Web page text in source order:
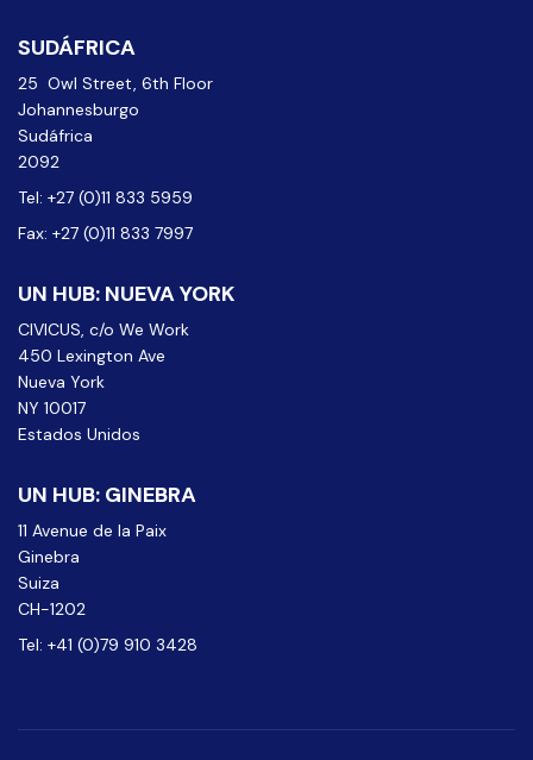
SUDÁFRICA
25 Owl Street, 6th Floor
Johannesburgo
Sudáfrica
2092
Tel: +27 (0)11 833 5959
Fax: +27 (0)11 833 7997
UN HUB: NUEVA YORK
CIVICUS, c/o We Work
450 Lexington Ave
Nueva York
NY 10017
Estados Unidos
UN HUB: GINEBRA
11 Avenue de la Paix
Ginebra
Suiza
CH-1202
Tel: +41 (0)79 910 3428